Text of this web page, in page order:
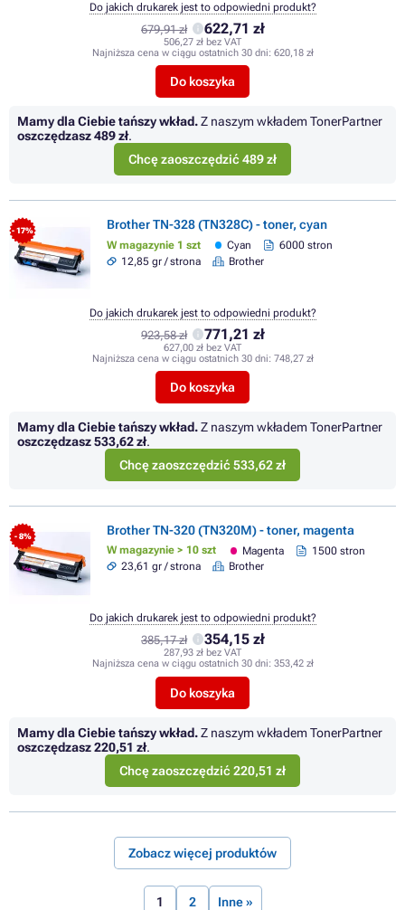
679,91 zł 622,71 zł
506,27 zł bez VAT
Najniższa cena w ciągu ostatnich 30 dni: 620,18 zł
Do koszyka
Do jakich drukarek jest to odpowiedni produkt?
Mamy dla Ciebie tańszy wkład.Z naszym wkładem TonerPartner
oszczędzasz489 zł.
Chcę zaoszczędzić 489 zł
- 17% Brother TN-328 (TN328C) - toner, cyan
W magazynie 1 szt Cyan
6000 stron
12,85 gr / strona
Brother
923,58 zł 771,21 zł
627,00 zł bez VAT
Najniższa cena w ciągu ostatnich 30 dni: 748,27 zł
Do koszyka
Do jakich drukarek jest to odpowiedni produkt?
Mamy dla Ciebie tańszy wkład.Z naszym wkładem TonerPartner
oszczędzasz533,62 zł.
Chcę zaoszczędzić 533,62 zł
- 8% Brother TN-320 (TN320M) - toner, magenta
W magazynie > 10 szt Magenta
1500 stron
23,61 gr / strona
Brother
385,17 zł 354,15 zł
287,93 zł bez VAT
Najniższa cena w ciągu ostatnich 30 dni: 353,42 zł
Do koszyka
Do jakich drukarek jest to odpowiedni produkt?
Mamy dla Ciebie tańszy wkład.Z naszym wkładem TonerPartner
oszczędzasz220,51 zł.
Chcę zaoszczędzić 220,51 zł
Zobacz więcej produktów
1 2 Inne »